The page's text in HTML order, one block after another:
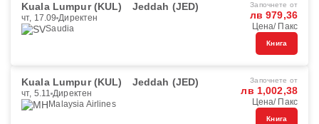
Kuala Lumpur (KUL) Jeddah (JED)
чт, 17.09 Директен
Saudia
Започнете от
лв 979,36
Цена/ Пакс
Книга
Kuala Lumpur (KUL) Jeddah (JED)
чт, 5.11 Директен
Malaysia Airlines
Започнете от
лв 1,002,38
Цена/ Пакс
Книга